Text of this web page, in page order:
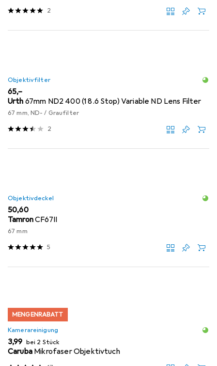
2
Objektivfilter
EUR
65,–
Urth 67mm ND2 400 (1 8.6 Stop) Variable ND Lens Filter
67 mm, ND- / Graufilter
2
Objektivdeckel
EUR
50,60
TamronCF67II
67 mm
5
MENGENRABATT
Kamerareinigung
EUR
3,99 bei 2 Stück
Caruba Mikrofaser Objektivtuch